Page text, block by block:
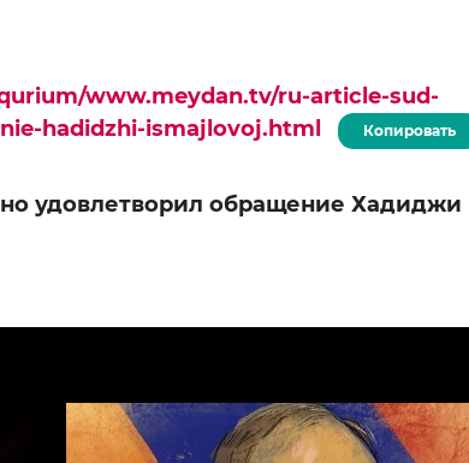
www.meydan.tv/ru-article-sud-
hadidzhi-ismajlovoj.html
Копировать
удовлетворил обращение Хадиджи